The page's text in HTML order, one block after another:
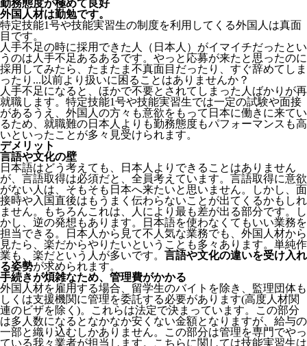
勤務態度が極めて良好
外国人材は勤勉です。
特定技能1号や技能実習生の制度を利用してくる外国人は真面
目 です。
人手不足の時に採用できた人（日本人）がイマイチだったとい
うのは人手不足あるあるです。やっと応募が来たと思ったのに
採用してみたら、たまたま不真面目だったり、すぐ辞めてしま
ったり...以前より扱いに困ることはありませんか？
人手不足になると、ほかで不要とされてしまった人ばかりが再
就職します。特定技能1号や技能実習生では一定の試験や面接
があるうえ、外国人の方々も意欲をもって日本に働きに来てい
るため、就職難の日本人よりも勤務態度もパフォーマンスも高
いといったことが多々見受けられます。
デメリット
言語や文化の壁
日本語はどう考えても、日本人よりできることはありません
が、言語取得は必須だと、全員考えています。言語取得に意欲
がない人は、そもそも日本へ来たいと思いません。しかし、面
接時や入国直後はもうまく伝わらないことが出てくるかもしれ
ません。
もちろんこれは、人により最も差が出る部分です。し
かし、逆の発想もあります。日本語を使わなくてもいい業務を
担当できる。日本人から見て不人気な業務でも、外国人材から
見たら、楽だからやりたいということも多々あります。単純作
業も、楽だという人が多いです。 言語や文化の違いを受け入れ
る姿勢が求められます。
手続きが煩雑なため、管理費がかかる
外国人材を雇用する場合、留学生のバイトを除き、 監理団体も
しくは支援機関に管理を委託する必要があります(高度人材関
連のビザを除く)。これらは法定で決まっています。この部分
は多人数になるとなかなか安くない金額となりますが、給与の
一部と織り込むしかありません。この部分は管理を専門でやっ
ている我々業者が担当します。こちらに関しては技能実習生は